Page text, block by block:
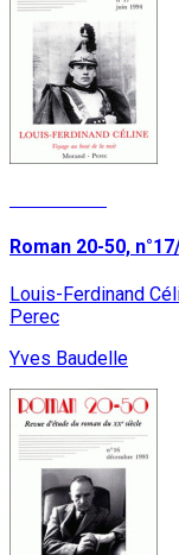
Roman 20-50,
Louis-Ferdinand
Perec
Yves Baudelle